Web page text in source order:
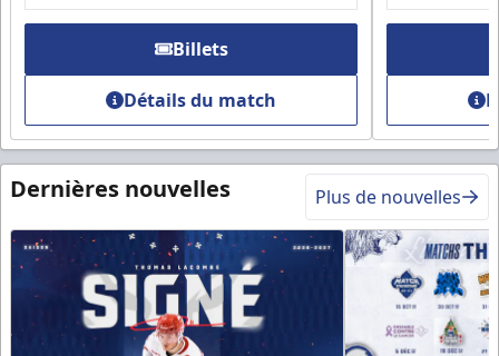
Billets
Détails du match
Dernières nouvelles Plus de nouvelles